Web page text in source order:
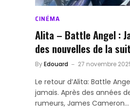
CINÉMA
Alita – Battle Angel :
des nouvelles de la
ByEdouard 27 novembre
Le retour d’Alita: Battle
jamais. Après des années
rumeurs, James Cameron…